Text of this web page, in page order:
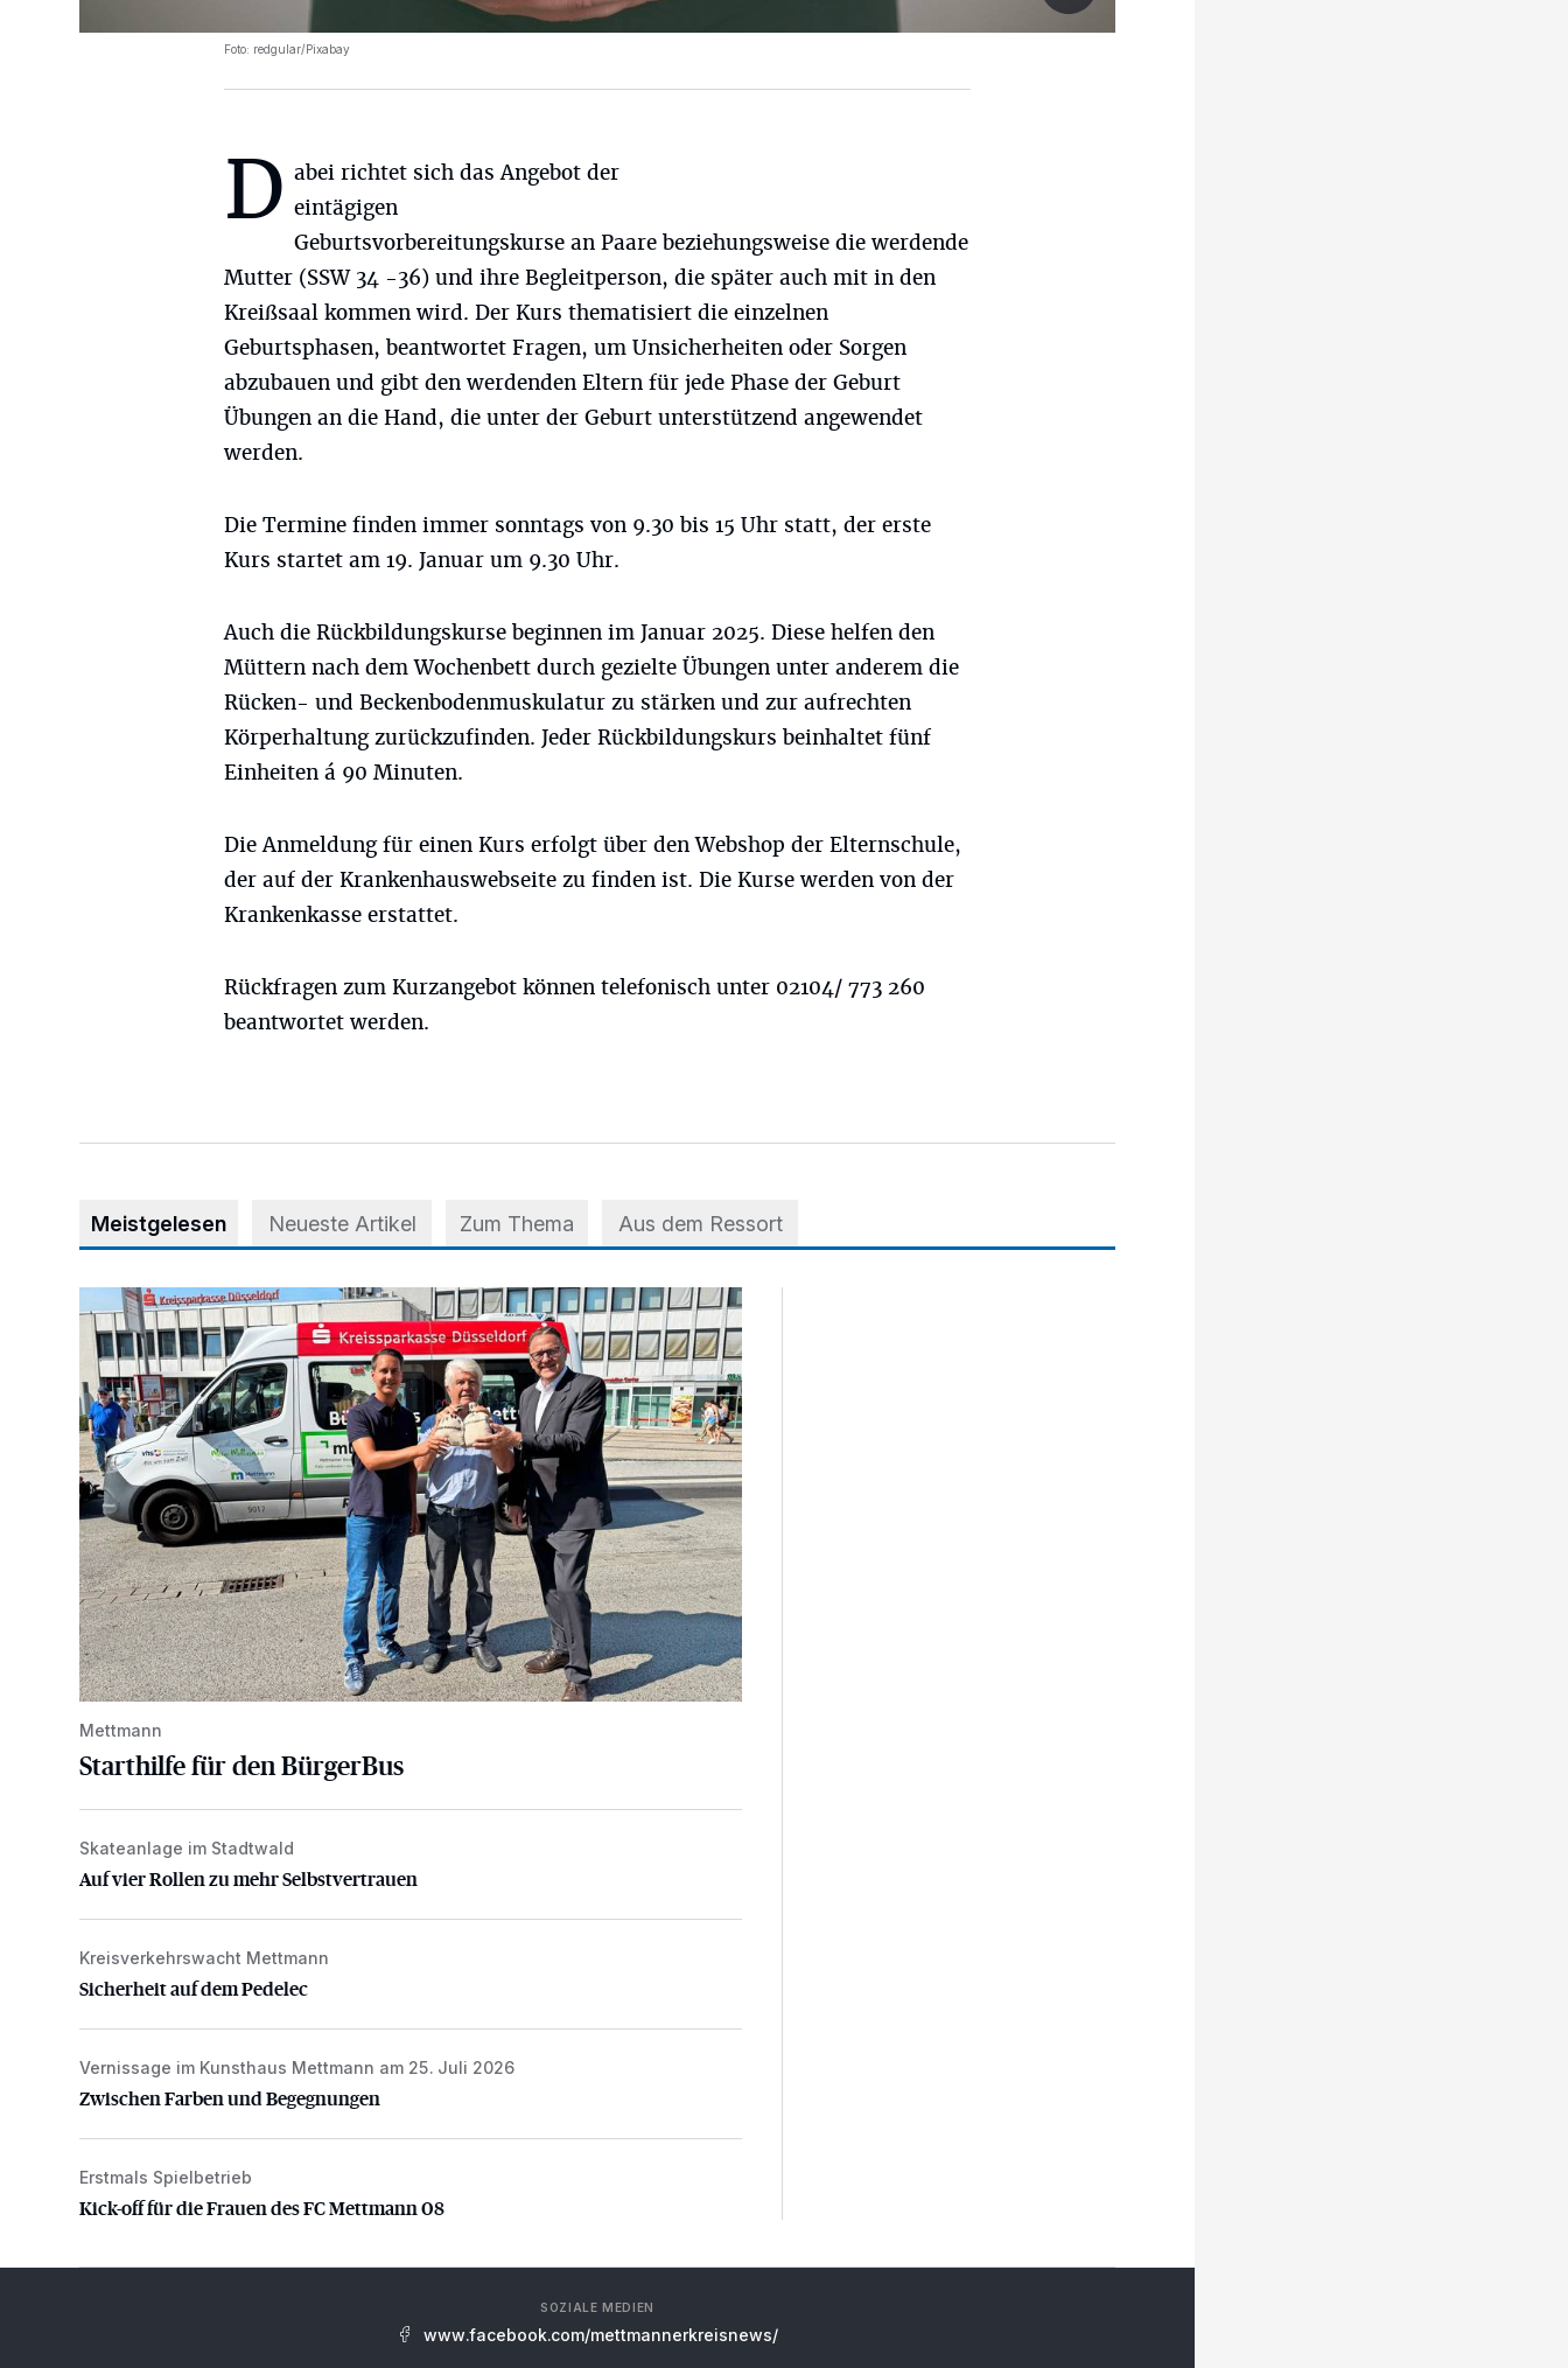
Foto: redgular/Pixabay
D abei richtet sich das Angebot der
eintägigen
Geburtsvorbereitungskurse an Paare beziehungsweise die werdende
Mutter (SSW 34 -36) und ihre Begleitperson, die später auch mit in den
Kreißsaal kommen wird. Der Kurs thematisiert die einzelnen
Geburtsphasen, beantwortet Fragen, um Unsicherheiten oder Sorgen
abzubauen und gibt den werdenden Eltern für jede Phase der Geburt
Übungen an die Hand, die unter der Geburt unterstützend angewendet
werden.
Die Termine finden immer sonntags von 9.30 bis 15 Uhr statt, der erste
Kurs startet am 19. Januar um 9.30 Uhr.
Auch die Rückbildungskurse beginnen im Januar 2025. Diese helfen den
Müttern nach dem Wochenbett durch gezielte Übungen unter anderem die
Rücken- und Beckenbodenmuskulatur zu stärken und zur aufrechten
Körperhaltung zurückzufinden. Jeder Rückbildungskurs beinhaltet fünf
Einheiten á 90 Minuten.
Die Anmeldung für einen Kurs erfolgt über den Webshop der Elternschule,
der auf der Krankenhauswebseite zu finden ist. Die Kurse werden von der
Krankenkasse erstattet.
Rückfragen zum Kurzangebot können telefonisch unter 02104/ 773 260
beantwortet werden.
Meistgelesen Neueste Artikel Zum Thema Aus dem Ressort
Starthilfe für den BürgerBus
Mettmann
Starthilfe für den BürgerBus
Auf vier Rollen zu mehr Selbstvertrauen
Skateanlage im Stadtwald
Auf vier Rollen zu mehr Selbstvertrauen
Sicherheit auf dem Pedelec
Kreisverkehrswacht Mettmann
Sicherheit auf dem Pedelec
Zwischen Farben und Begegnungen
Vernissage im Kunsthaus Mettmann am 25. Juli 2026
Zwischen Farben und Begegnungen
Kick-off für die Frauen des FC Mettmann 08
Erstmals Spielbetrieb
Kick-off für die Frauen des FC Mettmann 08
SOZIALE MEDIEN
www.facebook.com/mettmannerkreisnews/